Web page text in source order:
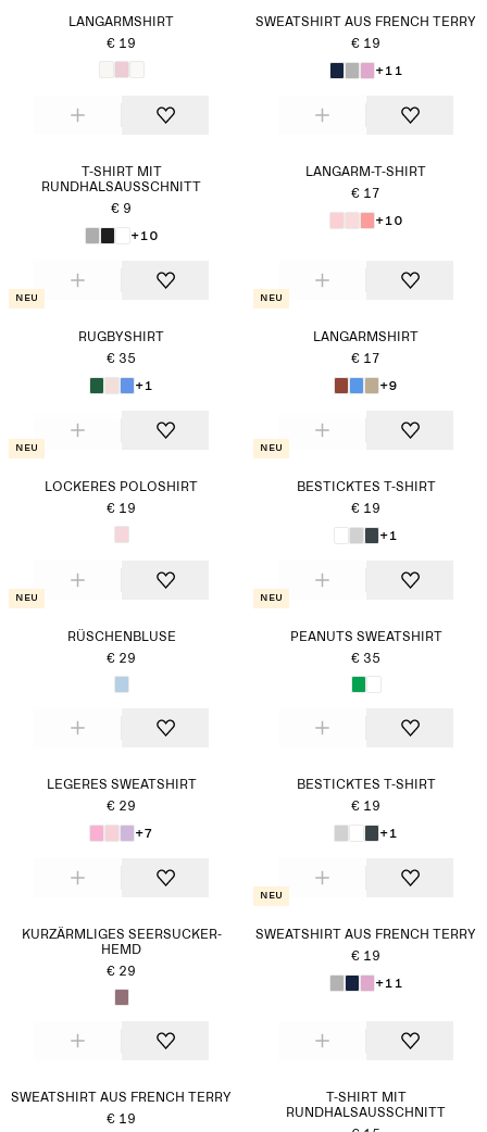
LANGARMSHIRT
€ 19
SWEATSHIRT AUS FRENCH TERRY
€ 19
+11
T-SHIRT MIT
RUNDHALSAUSSCHNITT
€ 9
+10
LANGARM-T-SHIRT
€ 17
+10
Neu
RUGBYSHIRT
€ 35
+1
Neu
LANGARMSHIRT
€ 17
+9
Neu
LOCKERES POLOSHIRT
€ 19
Neu
BESTICKTES T-SHIRT
€ 19
+1
Neu
RÜSCHENBLUSE
€ 29
Neu
PEANUTS SWEATSHIRT
€ 35
LEGERES SWEATSHIRT
€ 29
+7
BESTICKTES T-SHIRT
€ 19
+1
KURZÄRMLIGES SEERSUCKER-
HEMD
€ 29
Neu
SWEATSHIRT AUS FRENCH TERRY
€ 19
+11
SWEATSHIRT AUS FRENCH TERRY
€ 19
T-SHIRT MIT
RUNDHALSAUSSCHNITT